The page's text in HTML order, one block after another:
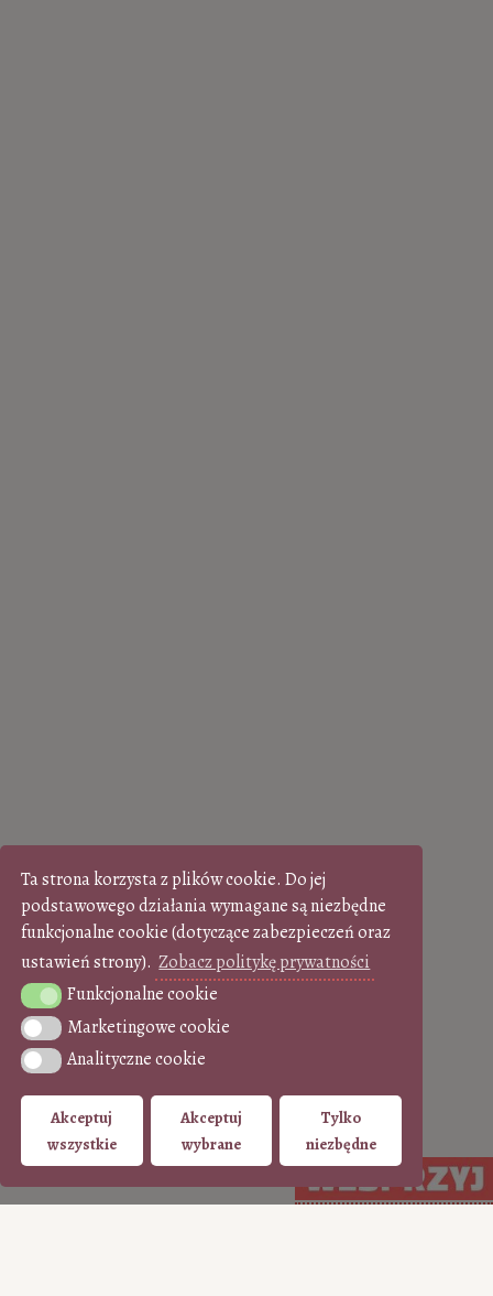
Ta strona korzysta z plików cookie. Do jej
podstawowego działania wymagane są niezbędne
funkcjonalne cookie (dotyczące zabezpieczeń oraz
ustawień strony). Zobacz politykę prywatności
Funkcjonalne cookie
Funkcjonalne cookie
Marketingowe cookie
Marketingowe cookie
Analityczne cookie
Analityczne cookie
Akceptuj
wszystkie
Akceptuj
wybrane
Tylko
niezbędne